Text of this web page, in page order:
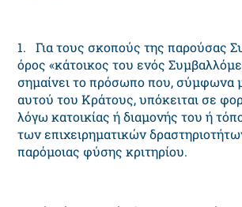
1. Για τους σκοπούς της παρούσας
όρος «κάτοικος του ενός
σημαίνει το πρόσωπο που, σύμφωνα
αυτού του Kράτους, υπόκειται σε
λόγω κατοικίας ή διαμονής του ή
των επιχειρηματικών
παρόμοιας φύσης κριτηρίου.